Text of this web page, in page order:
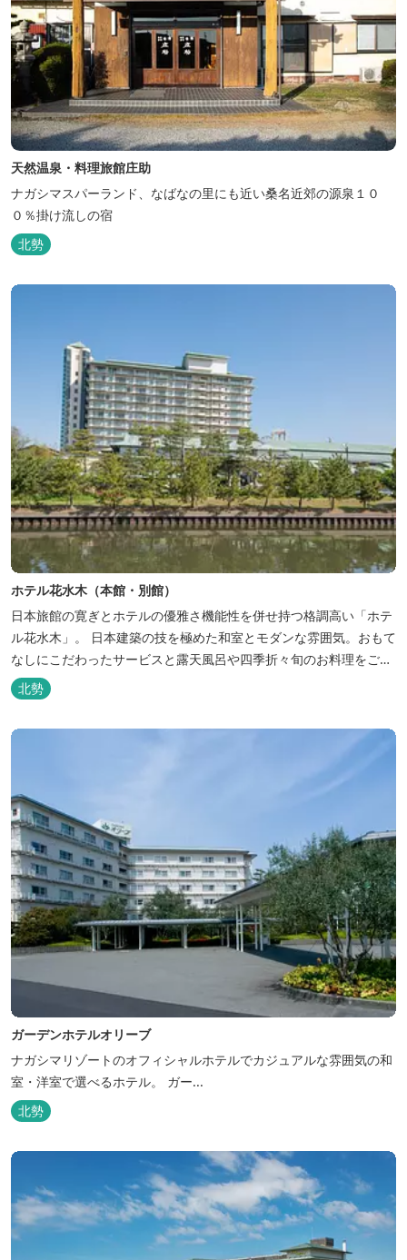
天然温泉・料理旅館庄助
ナガシマスパーランド、なばなの里にも近い桑名近郊の源泉１０
０％掛け流しの宿
北勢
ホテル花水木（本館・別館）
日本旅館の寛ぎとホテルの優雅さ機能性を併せ持つ格調高い「ホテ
ル花水木」。 日本建築の技を極めた和室とモダンな雰囲気。おもて
なしにこだわったサービスと露天風呂や四季折々旬のお料理をご満
喫いただけます。
北勢
ガーデンホテルオリーブ
ナガシマリゾートのオフィシャルホテルでカジュアルな雰囲気の和
室・洋室で選べるホテル。 ガー...
北勢